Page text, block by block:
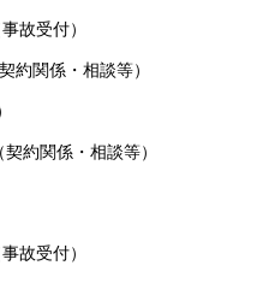
故受付）
約関係・相談等）
約関係・相談等）
故受付）